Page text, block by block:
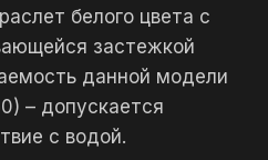
белого цвета с
застежкой
данной модели
– допускается
с водой.